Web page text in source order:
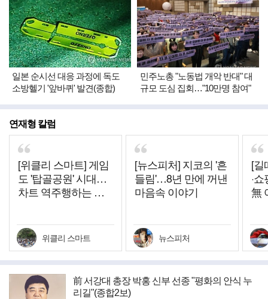
일본 순시선 대응 과정에 독도
소방헬기 '앞바퀴' 발견(종합)
민주노총 "노동법 개악 반대" 대
규모 도심 집회…"10만명 참여"
연재형 칼럼
[위클리 스마트] 게임
도 '탑골공원' 시대…
차트 역주행하는 그
위클리 스마트
[뉴스피처] 지코의 '흔
들림'…8년 만에 꺼낸
마음속 이야기
뉴스피처
[길
·
無
前 서강대 총장 박홍 신부 선종 "평화의 안식 누
리길"(종합2보)